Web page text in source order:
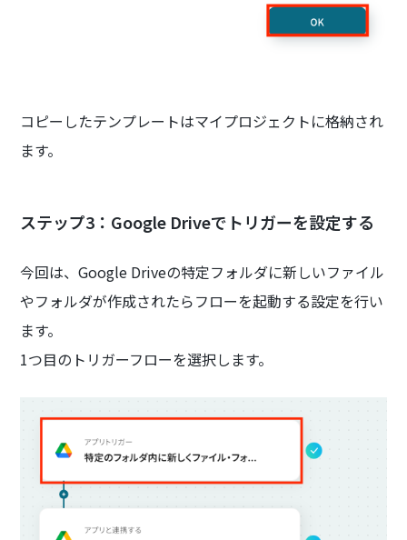
コピーしたテンプレートはマイプロジェクトに格納され
ます。
ステップ3：Google Driveでトリガーを設定する
今回は、Google Driveの特定フォルダに新しいファイル
やフォルダが作成されたらフローを起動する設定を行い
ます。
1つ目のトリガーフローを選択します。